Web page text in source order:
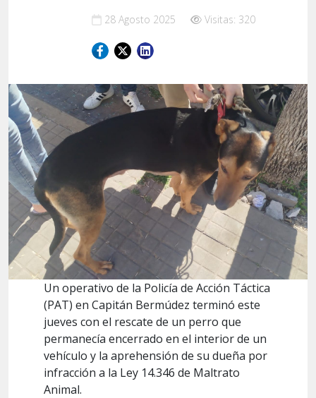
28 Agosto 2025 Visitas: 320
Un operativo de la Policía de Acción Táctica
(PAT) en Capitán Bermúdez terminó este
jueves con el rescate de un perro que
permanecía encerrado en el interior de un
vehículo y la aprehensión de su dueña por
infracción a la Ley 14.346 de Maltrato
Animal.